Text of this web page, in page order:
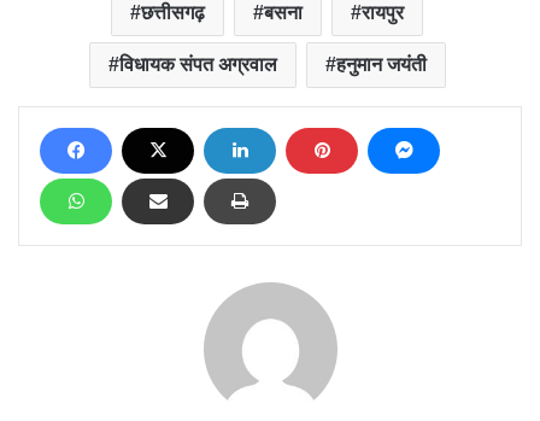
छत्तीसगढ़ बसना रायपुर
विधायक संपत अग्रवाल हनुमान जयंती